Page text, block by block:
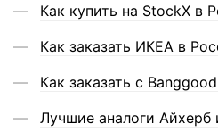
Как купить на StockX в
Как заказать ИКЕА в
Как заказать с
Лучшие аналоги